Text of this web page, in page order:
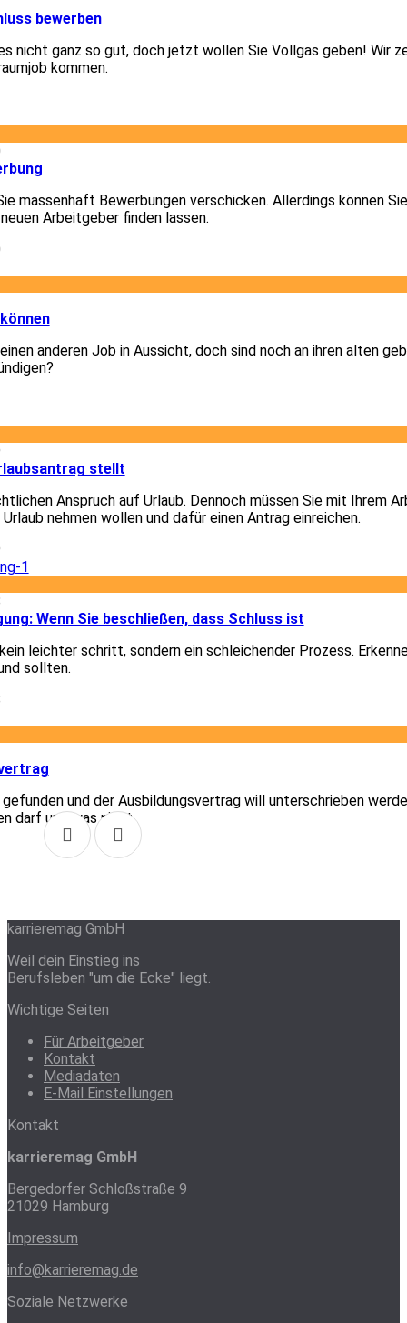
bewerben
nicht ganz so gut, doch jetzt wollen Sie Vollgas geben! Wir
kommen.
massenhaft Bewerbungen verschicken. Allerdings können
Arbeitgeber finden lassen.
anderen Job in Aussicht, doch sind noch an ihren alten
stellt
Anspruch auf Urlaub. Dennoch müssen Sie mit Ihrem
nehmen wollen und dafür einen Antrag einreichen.
Wenn Sie beschließen, dass Schluss ist
leichter schritt, sondern ein schleichender Prozess.
sollten.
und der Ausbildungsvertrag will unterschrieben
darf und was nicht.
karrieremag GmbH
Weil dein Einstieg ins
Berufsleben "um die Ecke" liegt.
Wichtige Seiten
Für Arbeitgeber
Kontakt
Mediadaten
E-Mail Einstellungen
Kontakt
karrieremag GmbH
Bergedorfer Schloßstraße 9
21029 Hamburg
Impressum
info@karrieremag.de
Soziale Netzwerke